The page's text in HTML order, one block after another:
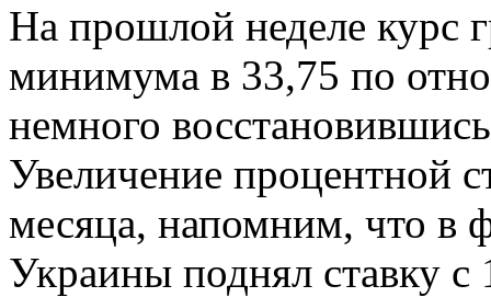
На прошлой неделе курс
минимума в 33,75 по
немного
Увеличение процентной
месяца, напомним, что в
Украины поднял ставку с